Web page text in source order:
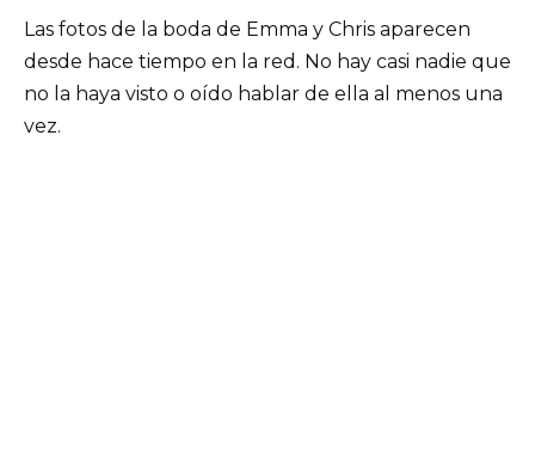
Las fotos de la boda de Emma y Chris aparecen
desde hace tiempo en la red. No hay casi nadie que
no la haya visto o oído hablar de ella al menos una
vez.